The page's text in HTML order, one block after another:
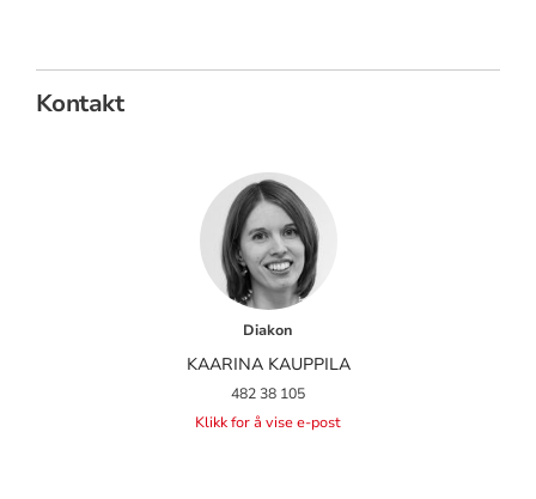
Kontakt
Diakon
KAARINA KAUPPILA
482 38 105
Klikk for å vise e-post